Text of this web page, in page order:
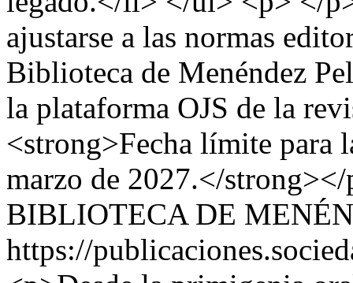
ajustarse a las normas
Biblioteca de Menéndez
la plataforma OJS de la
<strong>Fecha límite para
marzo de 2027.</
BIBLIOTECA DE
https://